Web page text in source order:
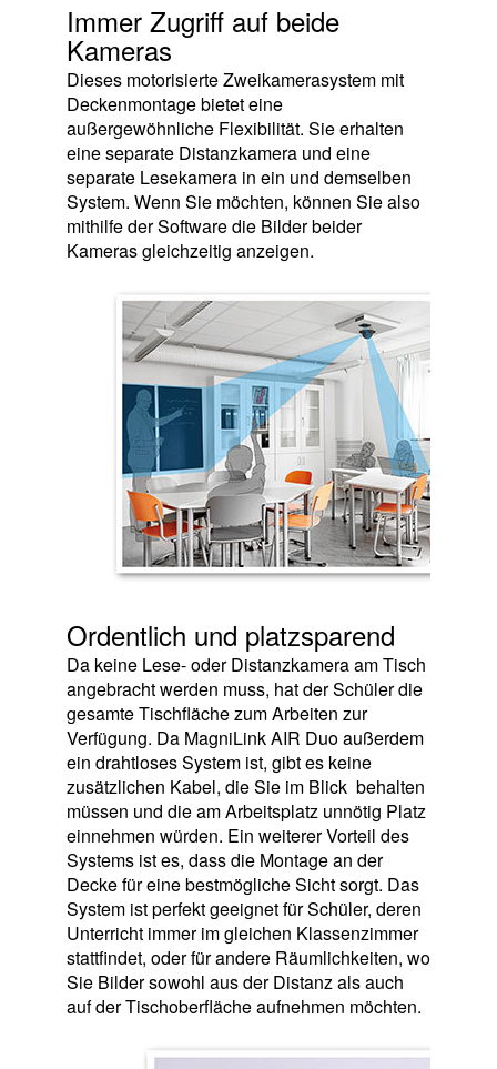
Immer Zugriff auf beide
Kameras
Dieses motorisierte Zweikamerasystem mit
Deckenmontage bietet eine
außergewöhnliche Flexibilität. Sie erhalten
eine separate Distanzkamera und eine
separate Lesekamera in ein und demselben
System. Wenn Sie möchten, können Sie also
mithilfe der Software die Bilder beider
Kameras gleichzeitig anzeigen.
Ordentlich und platzsparend
Da keine Lese- oder Distanzkamera am Tisch
angebracht werden muss, hat der Schüler die
gesamte Tischfläche zum Arbeiten zur
Verfügung. Da MagniLink AIR Duo außerdem
ein drahtloses System ist, gibt es keine
zusätzlichen Kabel, die Sie im Blick behalten
müssen und die am Arbeitsplatz unnötig Platz
einnehmen würden. Ein weiterer Vorteil des
Systems ist es, dass die Montage an der
Decke für eine bestmögliche Sicht sorgt. Das
System ist perfekt geeignet für Schüler, deren
Unterricht immer im gleichen Klassenzimmer
stattfindet, oder für andere Räumlichkeiten, wo
Sie Bilder sowohl aus der Distanz als auch
auf der Tischoberfläche aufnehmen möchten.